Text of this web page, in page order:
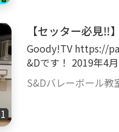
めに 年末年始など
✨ 1回約10分でバ
のペースで行ってみ
ように トレーニン
【セッター必見
Goody!TV https://partner.goody-tv.online/user/channel/7/ こんにちは！S
&Dです！ 2019年4
🏐 バレーボールに
今までの経験に基づ
S&Dバレーボール教